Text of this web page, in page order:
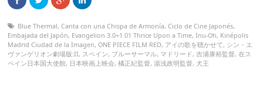
Blue Thermal,Canta con una Chispa de Armonía,Ciclo de Cine Japonés,
Embajada del Japón, Evangelion 3.0+1.01 Thrice Upon a Time,Inu-Oh, Kinépolis
Madrid Ciudad de la Imagen,ONE PIECE FILM RED, アイの歌を聴かせて, シン・エ
ヴァンゲリオン劇場版:II, スペイン, ブルーサーマル, マドリード,吉浦康裕監督,在ス
ペイン日本国大使館, 日本映画上映会,橘正紀監督,湯浅政明監督, 犬王